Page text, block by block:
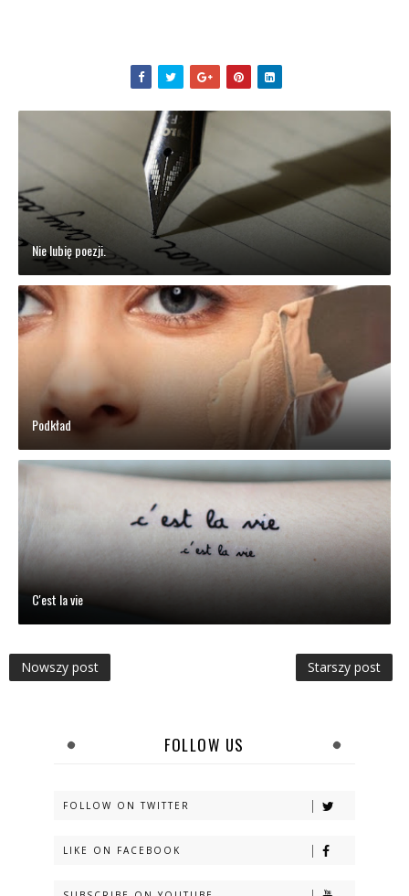
Nie lubię poezji.
Podkład
C'est la vie
Nowszy post Starszy post
FOLLOW US
FOLLOW ON TWITTER
LIKE ON FACEBOOK